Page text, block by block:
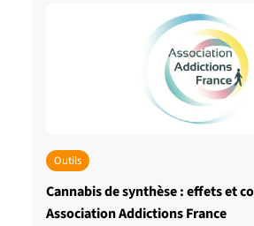
Outils
Cannabis de synthèse : effets et
Association Addictions France